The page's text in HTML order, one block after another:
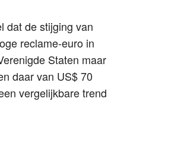
dat de stijging van
reclame-euro in
Staten maar
daar van US$ 70
vergelijkbare trend